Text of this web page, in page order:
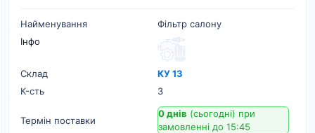
Найменування
Фільтр салону
Інфо
Склад
КУ 13
К-cть
3
Термін поставки
0 днів (сьогодні) при
замовленні до 15:45